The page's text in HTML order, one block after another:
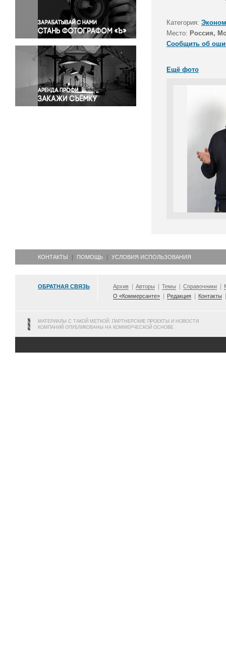
Правосудие
Происшествия и конфликты
Религия
Светская жизнь
Спорт
Экология
Экономика и бизнес
Категория:
Место: Россия,
Сообщить об
Ещё фото
КОНТАКТЫ ПОМОЩЬ УСЛОВИЯ ИСПОЛЬЗОВАНИЯ
ОБРАТНАЯ СВЯЗЬ Архив Авторы Темы Справочники
О «Коммерсанте»
Редакция Контакты
МАТЕРИАЛЫ С ТАКОЙ МЕТКОЙ, ПАРТНЕРСКИЕ ПРОЕКТЫ И НОВОСТИ
КОМПАНИЙ ОПУБЛИКОВАНЫ НА КОММЕРЧЕСКОЙ ОСНОВЕ